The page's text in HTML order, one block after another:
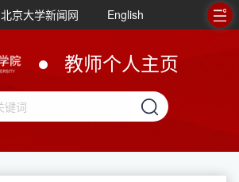
北京大学新闻网 English
教师个人主页